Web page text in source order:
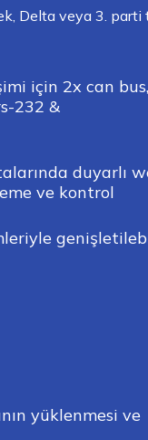
Delta veya 3.
için 2x can
232 &
duyarlı
ve kontrol
yüklenmesi ve